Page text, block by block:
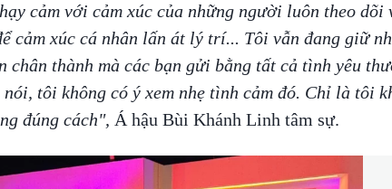
cảm với cảm xúc của những người luôn theo dõi
cảm xúc cá nhân lấn át lý trí... Tôi vẫn đang giữ
chân thành mà các bạn gửi bằng tất cả tình yêu
tôi không có ý xem nhẹ tình cảm đó. Chỉ là tôi
đúng cách", Á hậu Bùi Khánh Linh tâm sự.